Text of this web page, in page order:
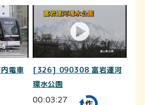
電車
[326] 090308 富岩運河
環水公園
00:03:27